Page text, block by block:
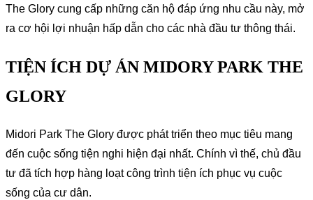
The Glory cung cấp những căn hộ đáp ứng nhu cầu này, mở
ra cơ hội lợi nhuận hấp dẫn cho các nhà đầu tư thông thái.
TIỆN ÍCH DỰ ÁN MIDORY PARK THE
GLORY
Midori Park The Glory được phát triển theo mục tiêu mang
đến cuộc sống tiện nghi hiện đại nhất. Chính vì thế, chủ đầu
tư đã tích hợp hàng loạt công trình tiện ích phục vụ cuộc
sống của cư dân.